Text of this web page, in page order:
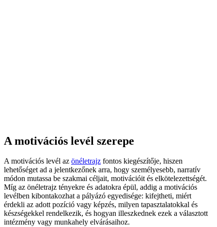
A motivációs levél szerepe
A motivációs levél az önéletrajz fontos kiegészítője, hiszen
lehetőséget ad a jelentkezőnek arra, hogy személyesebb, narratív
módon mutassa be szakmai céljait, motivációit és elkötelezettségét.
Míg az önéletrajz tényekre és adatokra épül, addig a motivációs
levélben kibontakozhat a pályázó egyedisége: kifejtheti, miért
érdekli az adott pozíció vagy képzés, milyen tapasztalatokkal és
készségekkel rendelkezik, és hogyan illeszkednek ezek a választott
intézmény vagy munkahely elvárásaihoz.